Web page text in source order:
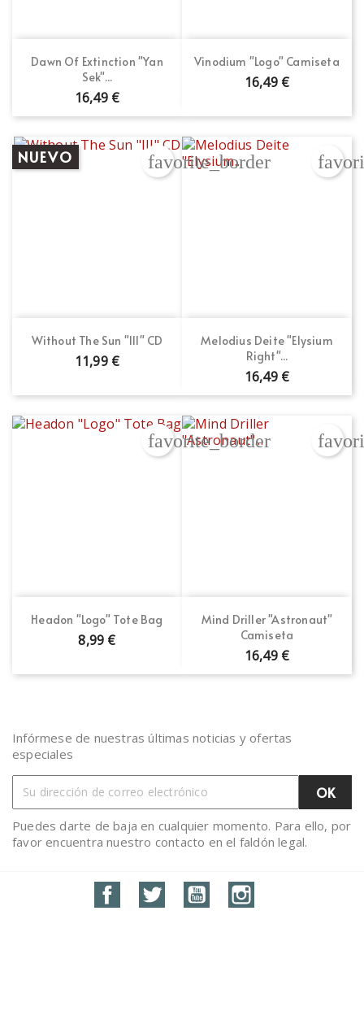
Dawn Of Extinction "Yan
Sek"...
16,49 €
Vinodium "Logo" Camiseta
16,49 €
Without The Sun "III" CD
11,99 €
NUEVO favorite_border
Melodius Deite "Elysium
Right"...
16,49 €
Headon "Logo" Tote Bag
8,99 €
favorite_border
Mind Driller "Astronaut"
Camiseta
16,49 €
Infórmese de nuestras últimas noticias y ofertas
especiales
Puedes darte de baja en cualquier momento. Para ello, por
favor encuentra nuestro contacto en el faldón legal.
FacebookTwitter YouTube